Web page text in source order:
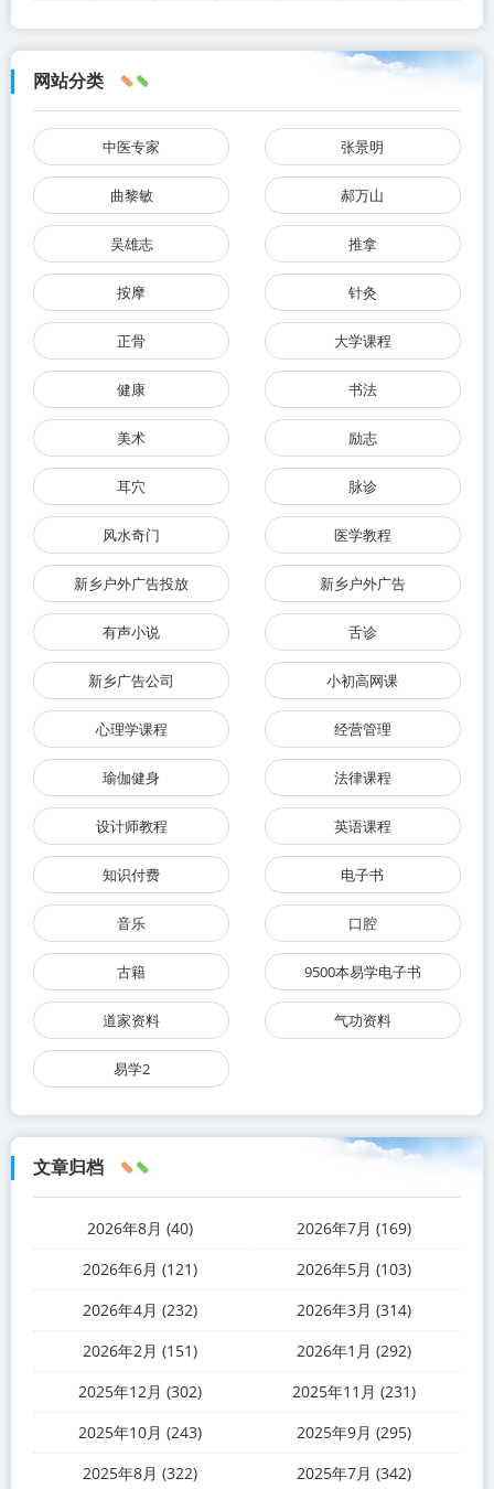
网站分类
中医专家 张景明
曲黎敏 郝万山
吴雄志 推拿
按摩 针灸
正骨 大学课程
健康 书法
美术 励志
耳穴 脉诊
风水奇门 医学教程
新乡户外广告投放 新乡户外广告
有声小说 舌诊
新乡广告公司 小初高网课
心理学课程 经营管理
瑜伽健身 法律课程
设计师教程 英语课程
知识付费 电子书
音乐 口腔
古籍 9500本易学电子书
道家资料 气功资料
易学2
文章归档
2026年8月 (40)
2026年7月 (169)
2026年6月 (121)
2026年5月 (103)
2026年4月 (232)
2026年3月 (314)
2026年2月 (151)
2026年1月 (292)
2025年12月 (302)
2025年11月 (231)
2025年10月 (243)
2025年9月 (295)
2025年8月 (322)
2025年7月 (342)